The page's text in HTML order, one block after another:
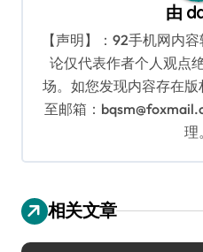
由
【声明】：92手机网内
论仅代表作者个人观点
场。如您发现内容存在
至邮箱：
理。
相关文章